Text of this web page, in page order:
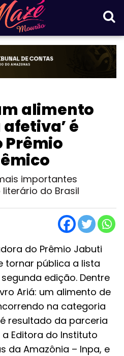
alimento
é
importantes
do Brasil
do Prêmio Jabuti
tornar pública a lista
edição. Dentre
Ariá: um alimento de
na categoria
resultado da parceria
Editora do Instituto
da Amazônia – Inpa, e